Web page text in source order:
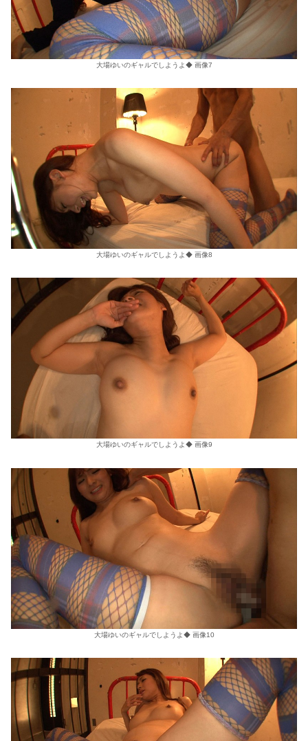
大場ゆいのギャルでしようよ◆ 画像7
大場ゆいのギャルでしようよ◆ 画像8
大場ゆいのギャルでしようよ◆ 画像9
大場ゆいのギャルでしようよ◆ 画像10